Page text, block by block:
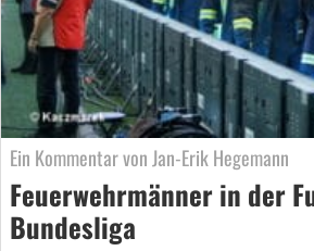
Ein Kommentar von Jan-Erik Hegemann
Feuerwehrmänner in der
Bundesliga